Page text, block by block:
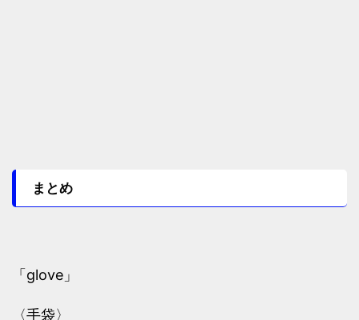
まとめ
「glove」
〈手袋〉